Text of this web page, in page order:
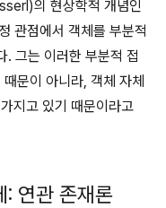
의 현상학적 개념인
관점에서 객체를 부분적
그는 이러한 부분적 접
문이 아니라, 객체 자체
지고 있기 때문이라고
: 연관 존재론